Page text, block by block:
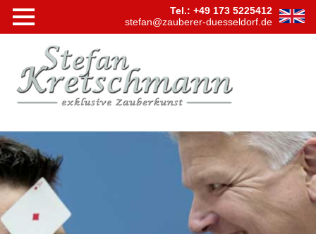
Tel.: +49 173 5225412
stefan@zauberer-duesseldorf.de
Hypnose
Virtuelle